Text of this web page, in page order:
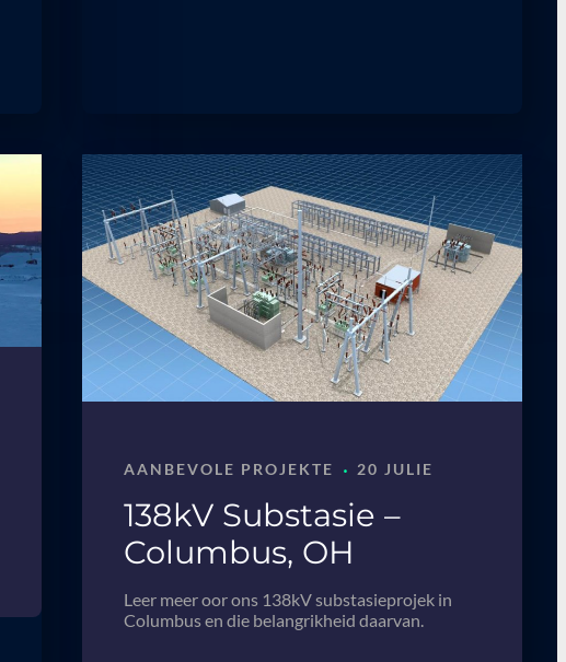
138kV Substasie –
Columbus, OH
AANBEVOLE PROJEKTE · 20 JULIE
Leer meer oor ons 138kV substasieprojek in
Columbus en die belangrikheid daarvan.